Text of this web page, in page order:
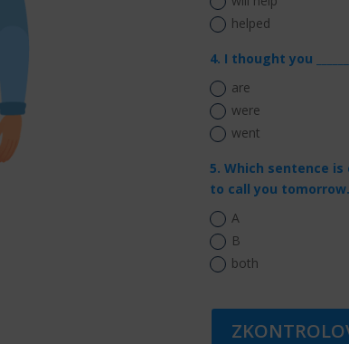
helped
4. I thought you
are
were
went
5. Which sentence
to call you tomorrow.
A
B
both